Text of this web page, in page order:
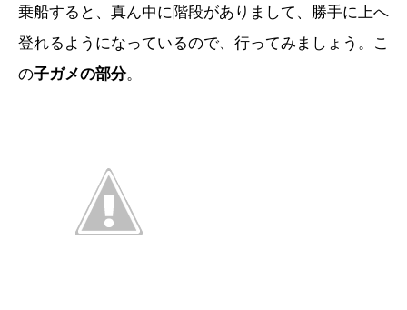
乗船すると、真ん中に階段がありまして、勝手に上へ
登れるようになっているので、行ってみましょう。こ
の子ガメの部分。